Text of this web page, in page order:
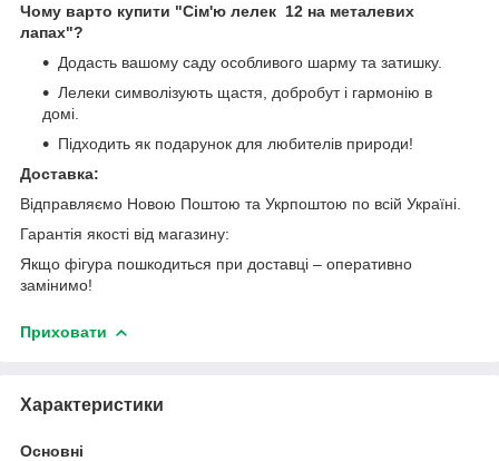
Чому варто купити "Сім'ю лелек 12 на металевих
лапах"?
Додасть вашому саду особливого шарму та затишку.
Лелеки символізують щастя, добробут і гармонію в
домі.
Підходить як подарунок для любителів природи!
Доставка:
Відправляємо Новою Поштою та Укрпоштою по всій Україні.
Гарантія якості від магазину:
Якщо фігура пошкодиться при доставці – оперативно
замінимо!
Приховати
Характеристики
Основні